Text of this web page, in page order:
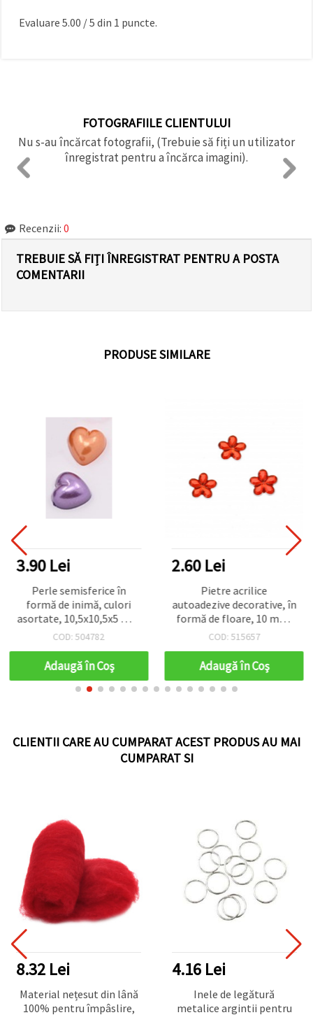
Evaluare 5.00 /5 din 1 puncte.
FOTOGRAFIILE CLIENTULUI
Nu s-au încărcat fotografii, (Trebuie să fiți un utilizator
înregistrat pentru a încărca imagini).
Recenzii: 0
TREBUIE SĂ FIȚI ÎNREGISTRAT PENTRU A POSTA
COMENTARII
PRODUSE SIMILARE
3.90 Lei
Perle semisferice în
formă de inimă, culori
asortate, 10,5x10,5x5 mm
- 50 bucăți
COD: 504782
Adaugă în Coş
2.60 Lei
Pietre acrilice
autoadezive decorative, în
formă de floare, 10 mm,
fațetate, roșu
COD: 515657
Adaugă în Coş
CLIENTII CARE AU CUMPARAT ACEST PRODUS AU MAI
CUMPARAT SI
8.32 Lei
Material nețesut din lână
100% pentru împâslire,
4.16 Lei
Inele de legătură
metalice argintii pentru